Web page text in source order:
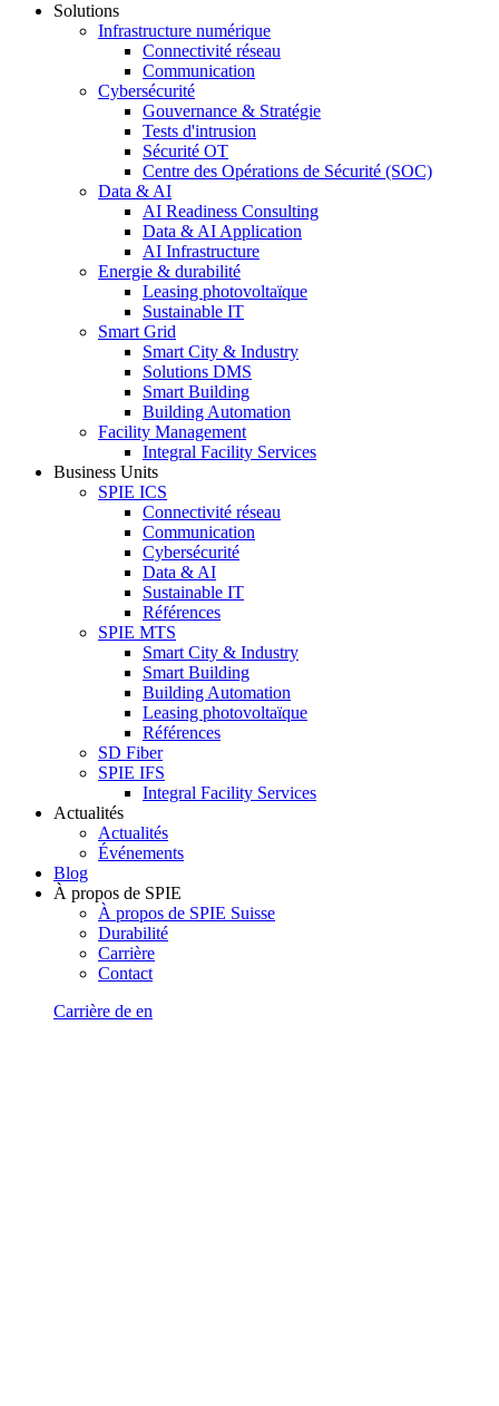
Solutions
Infrastructure numérique
Connectivité réseau
Communication
Cybersécurité
Gouvernance & Stratégie
Tests d'intrusion
Sécurité OT
Centre des Opérations de Sécurité (SOC)
Data & AI
AI Readiness Consulting
Data & AI Application
AI Infrastructure
Energie & durabilité
Leasing photovoltaïque
Sustainable IT
Smart Grid
Smart City & Industry
Solutions DMS
Smart Building
Building Automation
Facility Management
Integral Facility Services
Business Units
SPIE ICS
Connectivité réseau
Communication
Cybersécurité
Data & AI
Sustainable IT
Références
SPIE MTS
Smart City & Industry
Smart Building
Building Automation
Leasing photovoltaïque
Références
SD Fiber
SPIE IFS
Integral Facility Services
Actualités
Actualités
Événements
Blog
À propos de SPIE
À propos de SPIE Suisse
Durabilité
Carrière
Contact
Carrière de en